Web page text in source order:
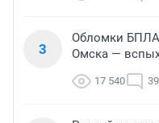
3
Обломки БПЛА
Омска —
17 540 39